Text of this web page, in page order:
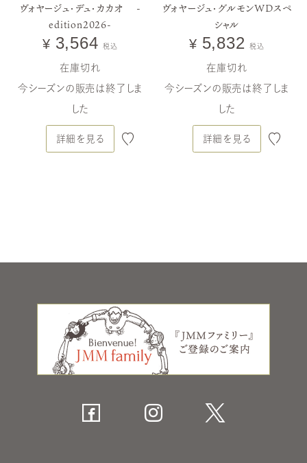
ヴォヤージュ・デュ・カカオ -
edition2026-
¥ 3,564 税込
在庫切れ
今シーズンの販売は終了しま
した
詳細を見る
ヴォヤージュ・グルモンWDスペ
シャル
¥ 5,832 税込
在庫切れ
今シーズンの販売は終了しま
した
詳細を見る